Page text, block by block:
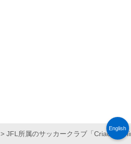
> JFL所属のサッカークラブ「Criacao
English